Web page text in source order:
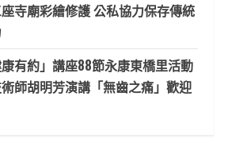
寺廟彩繪修護 公私協力保存傳統
康有約」講座88節永康東橋里活動
師胡明芳演講「無齒之痛」歡迎